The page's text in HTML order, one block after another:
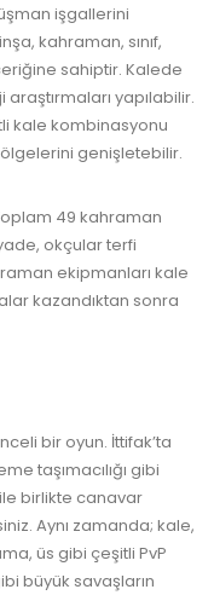
işgallerini
kahraman, sınıf,
sahiptir. Kalede
yapılabilir.
kale kombinasyonu
genişletebilir.
49 kahraman
okçular terfi
ekipmanları kale
kazandıktan sonra
bir oyun. İttifak’ta
taşımacılığı gibi
birlikte canavar
Aynı zamanda; kale,
üs gibi çeşitli PvP
büyük savaşların